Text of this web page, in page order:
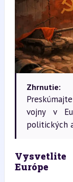
Zhrnutie:
vojny v
politických
Európe